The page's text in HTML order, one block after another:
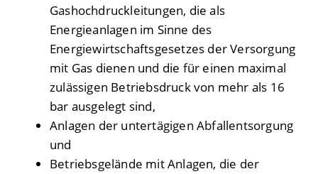
Gashochdruckleitungen, die als
Energieanlagen im Sinne des
Energiewirtschaftsgesetzes der Versorgung
mit Gas dienen und die für einen maximal
zulässigen Betriebsdruck von mehr als 16
bar ausgelegt sind,
Anlagen der untertägigen Abfallentsorgung
und
Betriebsgelände mit Anlagen, die der